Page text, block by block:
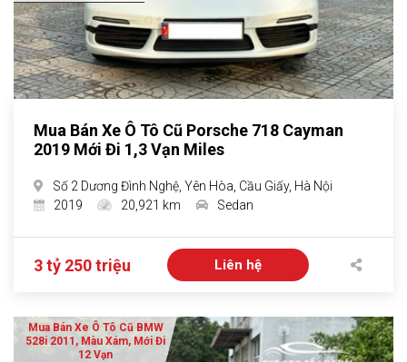
Mua Bán Xe Ô Tô Cũ Porsche 718 Cayman
2019 Mới Đi 1,3 Vạn Miles
Số 2 Dương Đình Nghệ, Yên Hòa, Cầu Giấy, Hà Nội
2019
20,921 km Sedan
3 tỷ 250 triệu Liên hệ
Mua Bán Xe Ô Tô Cũ BMW
528i 2011, Màu Xám, Mới Đi
12 Vạn